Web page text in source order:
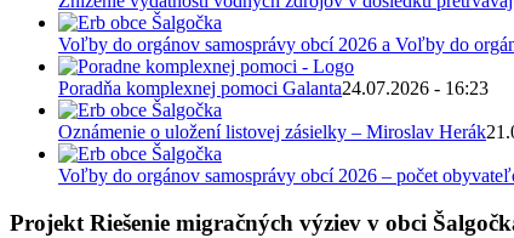
Voľby do orgánov samosprávy obcí 2026 a Voľby do
Poradňa komplexnej pomoci Galanta24.07.2026 - 16:23
Oznámenie o uložení listovej zásielky – Miroslav Herák
Voľby do orgánov samosprávy obcí 2026 – počet
Projekt Riešenie migračných výziev v obci